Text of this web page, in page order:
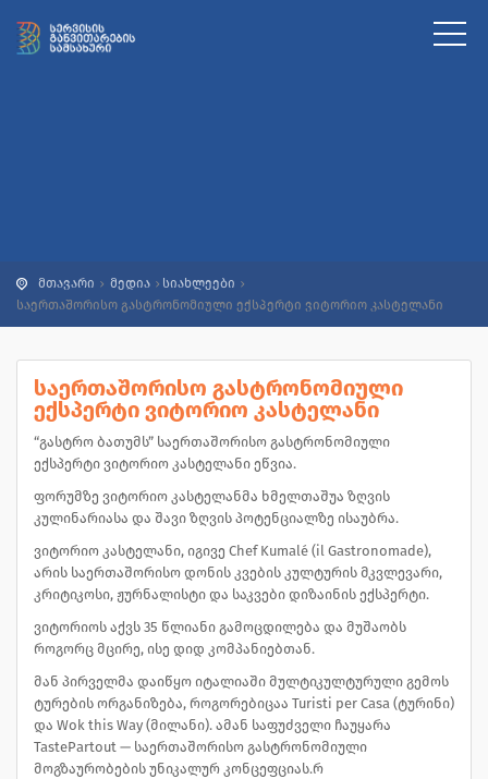
მთავარი მედია
სიახლეები
საერთაშორისო გასტრონომიული ექსპერტი ვიტორიო კასტელანი
საერთაშორისო გასტრონომიული
ექსპერტი ვიტორიო კასტელანი
“გასტრო ბათუმს” საერთაშორისო გასტრონომიული
ექსპერტი ვიტორიო კასტელანი ეწვია.
ფორუმზე ვიტორიო კასტელანმა ხმელთაშუა ზღვის
კულინარიასა და შავი ზღვის პოტენციალზე ისაუბრა.
ვიტორიო კასტელანი, იგივე Chef Kumalé (il Gastronomade),
არის საერთაშორისო დონის კვების კულტურის მკვლევარი,
კრიტიკოსი, ჟურნალისტი და საკვები დიზაინის ექსპერტი.
ვიტორიოს აქვს 35 წლიანი გამოცდილება და მუშაობს
როგორც მცირე, ისე დიდ კომპანიებთან.
მან პირველმა დაიწყო იტალიაში მულტიკულტურული გემოს
ტურების ორგანიზება, როგორებიცაა Turisti per Casa (ტურინი)
და Wok this Way (მილანი). ამან საფუძველი ჩაუყარა
TastePartout — საერთაშორისო გასტრონომიული
მოგზაურობების უნიკალურ კონცეფციას.რ